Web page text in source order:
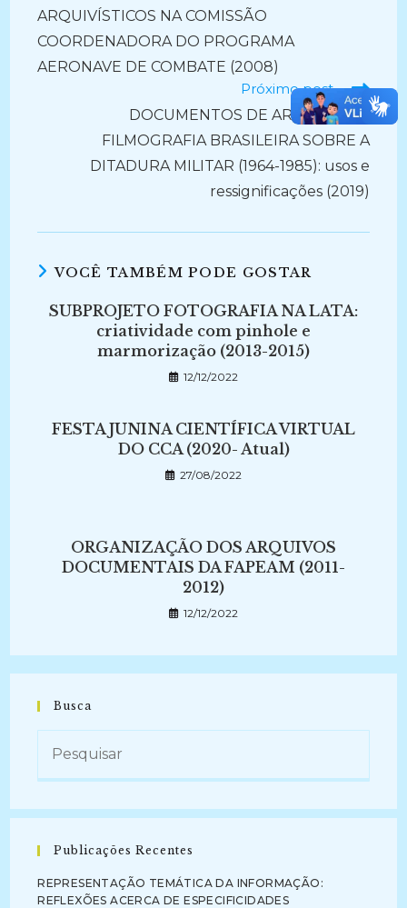
ARQUIVÍSTICOS NA COMISSÃO
COORDENADORA DO PROGRAMA
AERONAVE DE COMBATE (2008)
Próximo post
DOCUMENTOS DE ARQUIVO NA
FILMOGRAFIA BRASILEIRA SOBRE A
DITADURA MILITAR (1964-1985): usos e
ressignificações (2019)
VOCÊ TAMBÉM PODE GOSTAR
SUBPROJETO FOTOGRAFIA NA LATA:
criatividade com pinhole e
marmorização (2013-2015)
12/12/2022
FESTA JUNINA CIENTÍFICA VIRTUAL
DO CCA (2020- Atual)
27/08/2022
ORGANIZAÇÃO DOS ARQUIVOS
DOCUMENTAIS DA FAPEAM (2011-
2012)
12/12/2022
Busca
Publicações Recentes
REPRESENTAÇÃO TEMÁTICA DA INFORMAÇÃO:
REFLEXÕES ACERCA DE ESPECIFICIDADES